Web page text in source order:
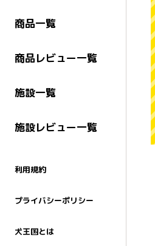
商品一覧
商品レビュー一覧
施設一覧
施設レビュー一覧
利用規約
プライバシーポリシー
犬王国とは